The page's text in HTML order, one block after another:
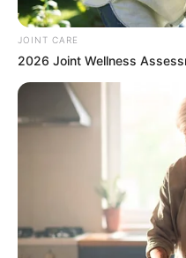
MThai เชื่อใ
รับข่าวสารเลขมงคล สถิติ
พร้อมแน
ลุ้นรับรางวัลจากกิจกรรมเส
JOINT CARE
2026 Joint Wellness